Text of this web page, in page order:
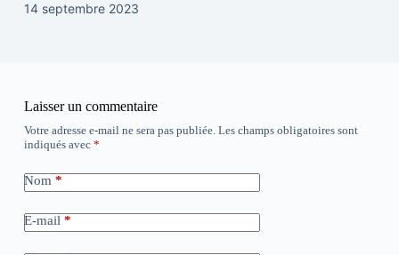
14 septembre 2023
Laisser un commentaire
Votre adresse e-mail ne sera pas publiée. Les champs obligatoires sont
indiqués avec *
Nom *
E-mail *